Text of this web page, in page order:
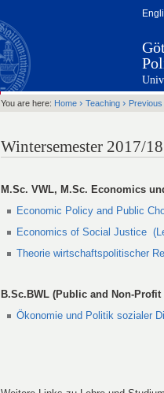
You are here: Home › Teaching ›
Wintersemester 2017/18
M.Sc. VWL, M.Sc. Economics
Economic Policy and Public
Economics of Social Justice
Theorie wirtschaftspolitischer
B.Sc.BWL (Public and Non-Profit
Ökonomie und Politik sozialer